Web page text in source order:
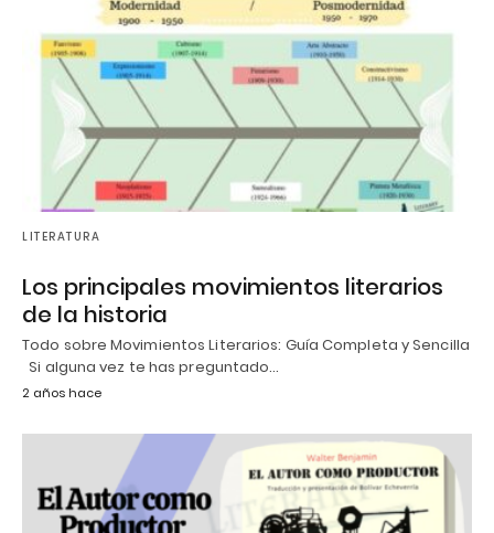
LITERATURA
Los principales movimientos literarios
de la historia
Todo sobre Movimientos Literarios: Guía Completa y Sencilla
Si alguna vez te has preguntado…
2 años hace